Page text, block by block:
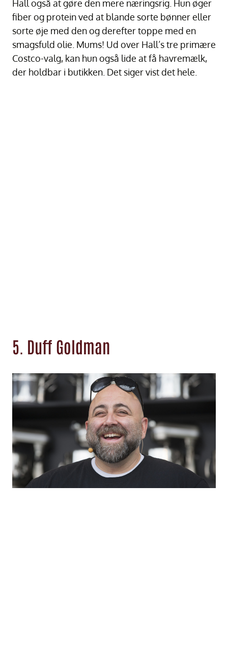
Hall også at gøre den mere næringsrig. Hun øger
fiber og protein ved at blande sorte bønner eller
sorte øje med den og derefter toppe med en
smagsfuld olie. Mums! Ud over Hall’s tre primære
Costco-valg, kan hun også lide at få havremælk,
der holdbar i butikken. Det siger vist det hele.
5. Duff Goldman